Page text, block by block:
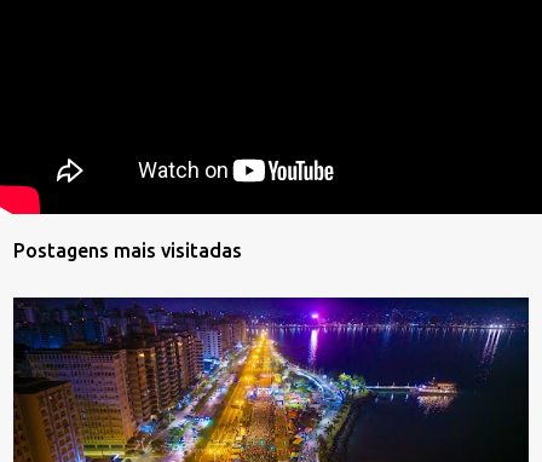
Postagens mais visitadas